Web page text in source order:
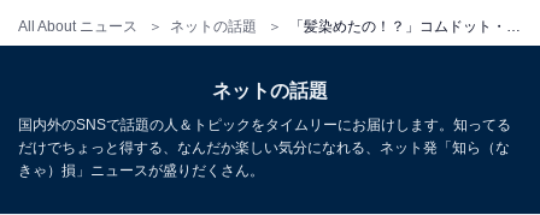
All About ニュース ネットの話題
ネットの話題
国内外のSNSで話題の人＆トピックをタイムリーにお届けします。知ってる
だけでちょっと得する、なんだか楽しい気分になれる、ネット発「知ら（な
きゃ）損」ニュースが盛りだくさん。